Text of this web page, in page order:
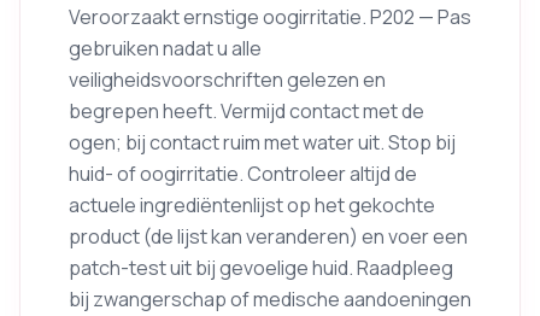
Veroorzaakt ernstige oogirritatie. P202 — Pas
gebruiken nadat u alle
veiligheidsvoorschriften gelezen en
begrepen heeft. Vermijd contact met de
ogen; bij contact ruim met water uit. Stop bij
huid- of oogirritatie. Controleer altijd de
actuele ingrediëntenlijst op het gekochte
product (de lijst kan veranderen) en voer een
patch-test uit bij gevoelige huid. Raadpleeg
bij zwangerschap of medische aandoeningen